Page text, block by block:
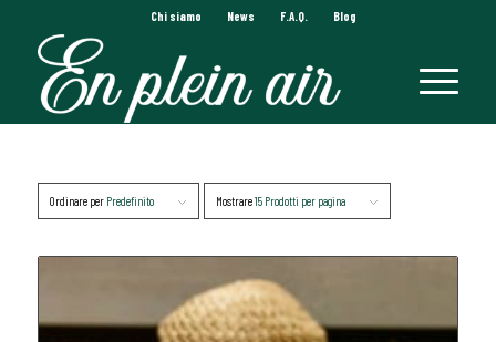
Chi siamo News F.A.Q. Blog
Ordinare per Predefinito Mostrare15 Prodotti per pagina